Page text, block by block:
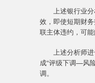
上述银行业分
效，即使短期财
联主体违约，可
上述分析师进
成“评级下调—风
调。